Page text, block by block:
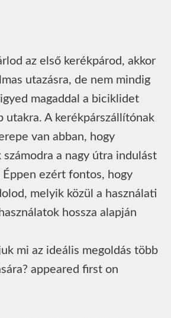
az első kerékpárod, akkor
utazásra, de nem mindig
magaddal a biciklidet
utakra. A kerékpárszállítónak
van abban, hogy
számodra a nagy útra indulást
ezért fontos, hogy
melyik közül a használati
hossza alapján
mi az ideális megoldás több
appeared first on